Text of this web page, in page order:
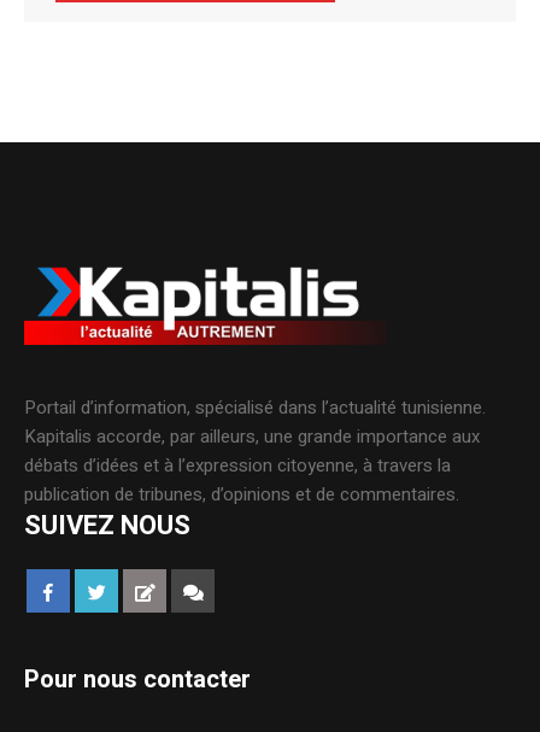
Portail d’information, spécialisé dans l’actualité tunisienne.
Kapitalis accorde, par ailleurs, une grande importance aux
débats d’idées et à l’expression citoyenne, à travers la
publication de tribunes, d’opinions et de commentaires.
SUIVEZ NOUS
Pour nous contacter